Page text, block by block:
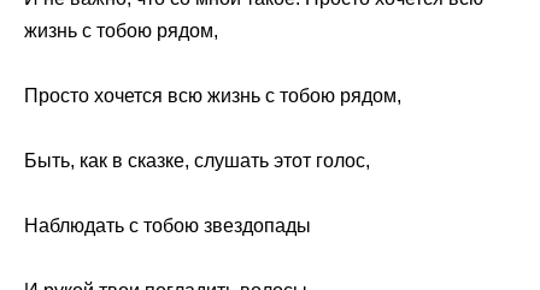
жизнь с тобою рядом,
Просто хочется всю жизнь с тобою рядом,
Быть, как в сказке, слушать этот голос,
Наблюдать с тобою звездопады